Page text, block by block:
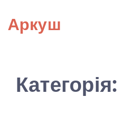
content
Аркуш
Категорія: